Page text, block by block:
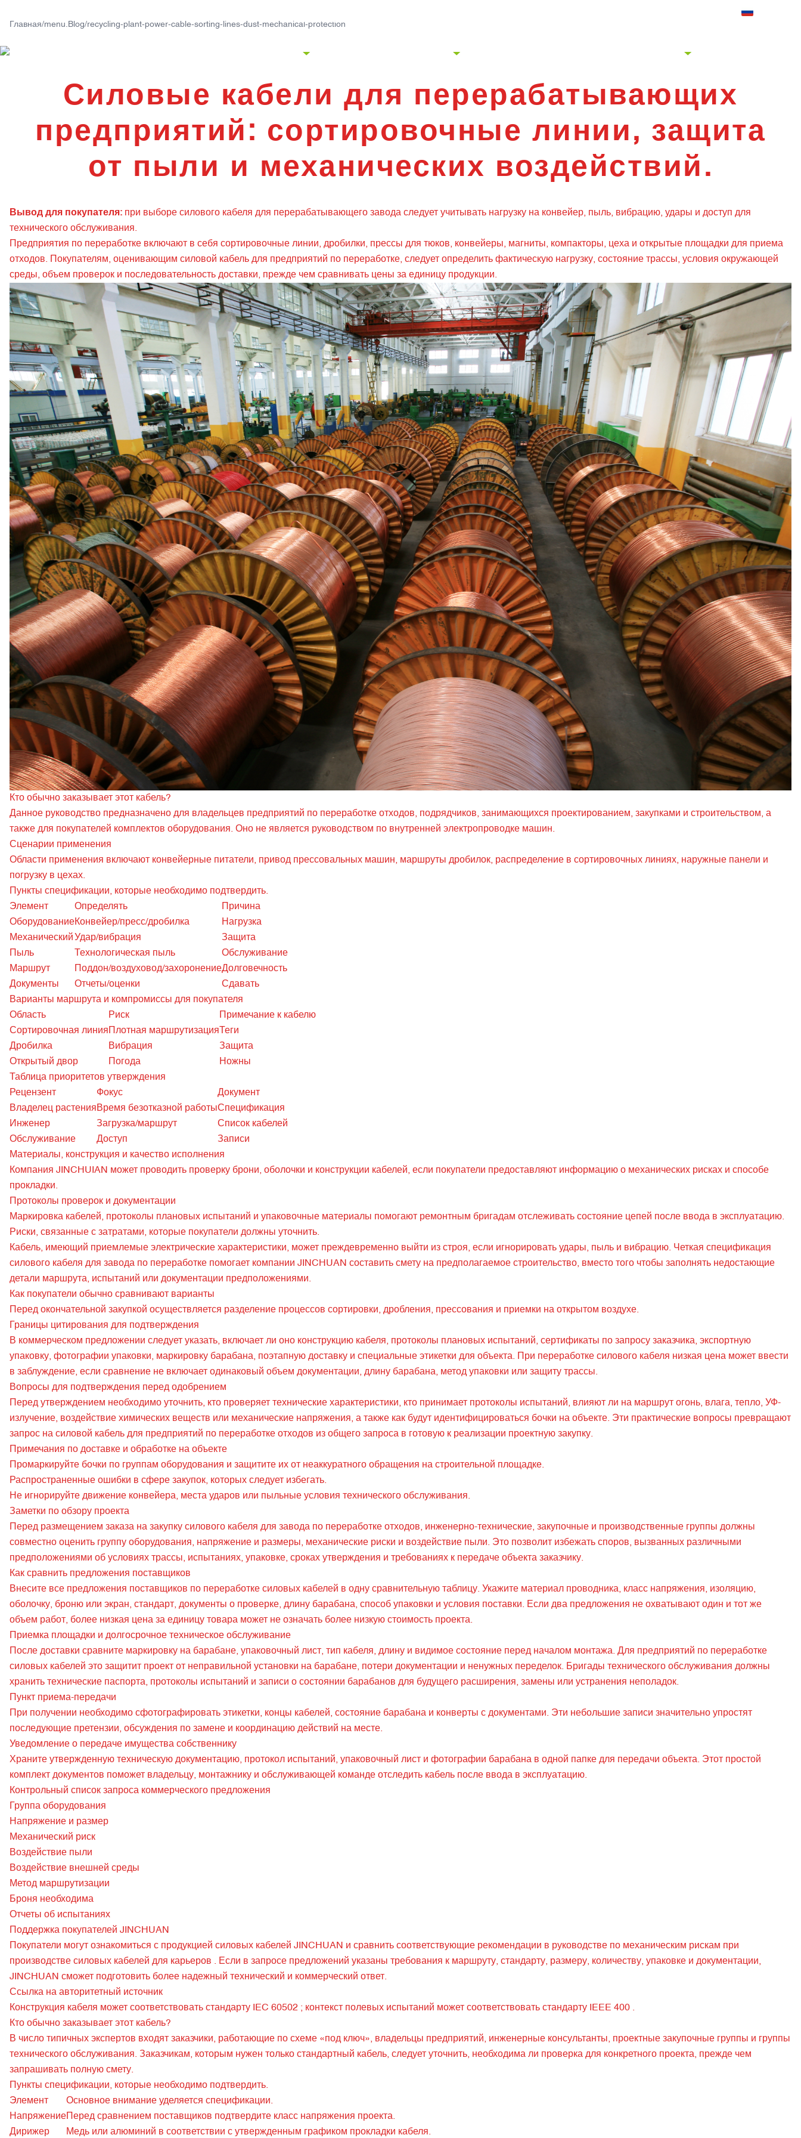
отслеживанием.
Добро
Главная/menu.Blog/recycling-plant-power-cable-sorting-lines-dust-mechanical-protection
Силовые кабели для перерабатывающих
предприятий: сортировочные линии, защита
от пыли и механических воздействий.
Вывод для покупателя: при выборе силового кабеля для перерабатывающего завода следует учитывать нагрузку на конвейер, пыль, вибрацию, удары и доступ для
технического обслуживания.
Предприятия по переработке включают в себя сортировочные линии, дробилки, прессы для тюков, конвейеры, магниты, компакторы, цеха и открытые площадки для приема
отходов. Покупателям, оценивающим силовой кабель для предприятий по переработке, следует определить фактическую нагрузку, состояние трассы, условия окружающей
среды, объем проверок и последовательность доставки, прежде чем сравнивать цены за единицу продукции.
Кто обычно заказывает этот кабель?
Данное руководство предназначено для владельцев предприятий по переработке отходов, подрядчиков, занимающихся проектированием, закупками и строительством, а
также для покупателей комплектов оборудования. Оно не является руководством по внутренней электропроводке машин.
Сценарии применения
Области применения включают конвейерные питатели, привод прессовальных машин, маршруты дробилок, распределение в сортировочных линиях, наружные панели и
погрузку в цехах.
Пункты спецификации, которые необходимо подтвердить.
Элемент
Определять
Причина
ОборудованиеКонвейер/пресс/дробилка
Нагрузка
Механический Удар/вибрация
Защита
Пыль
Технологическая пыль
Обслуживание
Маршрут
Поддон/воздуховод/захоронениеДолговечность
Документы
Отчеты/оценки
Сдавать
Варианты маршрута и компромиссы для покупателя
Область
Риск
Примечание к кабелю
Сортировочная линияПлотная маршрутизация Теги
Дробилка
Вибрация
Защита
Открытый двор
Погода
Ножны
Таблица приоритетов утверждения
Рецензент
Фокус
Документ
Владелец растенияВремя безотказной работыСпецификация
Инженер
Загрузка/маршрут
Список кабелей
Обслуживание
Доступ
Записи
Материалы, конструкция и качество исполнения
Компания JINCHUIAN может проводить проверку брони, оболочки и конструкции кабелей, если покупатели предоставляют информацию о механических рисках и способе
прокладки.
Протоколы проверок и документации
Маркировка кабелей, протоколы плановых испытаний и упаковочные материалы помогают ремонтным бригадам отслеживать состояние цепей после ввода в эксплуатацию.
Риски, связанные с затратами, которые покупатели должны уточнить.
Кабель, имеющий приемлемые электрические характеристики, может преждевременно выйти из строя, если игнорировать удары, пыль и вибрацию. Четкая спецификация
силового кабеля для завода по переработке помогает компании JINCHUAN составить смету на предполагаемое строительство, вместо того чтобы заполнять недостающие
детали маршрута, испытаний или документации предположениями.
Как покупатели обычно сравнивают варианты
Перед окончательной закупкой осуществляется разделение процессов сортировки, дробления, прессования и приемки на открытом воздухе.
Границы цитирования для подтверждения
В коммерческом предложении следует указать, включает ли оно конструкцию кабеля, протоколы плановых испытаний, сертификаты по запросу заказчика, экспортную
упаковку, фотографии упаковки, маркировку барабана, поэтапную доставку и специальные этикетки для объекта. При переработке силового кабеля низкая цена может ввести
в заблуждение, если сравнение не включает одинаковый объем документации, длину барабана, метод упаковки или защиту трассы.
Вопросы для подтверждения перед одобрением
Перед утверждением необходимо уточнить, кто проверяет технические характеристики, кто принимает протоколы испытаний, влияют ли на маршрут огонь, влага, тепло, УФ-
излучение, воздействие химических веществ или механические напряжения, а также как будут идентифицироваться бочки на объекте. Эти практические вопросы превращают
запрос на силовой кабель для предприятий по переработке отходов из общего запроса в готовую к реализации проектную закупку.
Примечания по доставке и обработке на объекте
Промаркируйте бочки по группам оборудования и защитите их от неаккуратного обращения на строительной площадке.
Распространенные ошибки в сфере закупок, которых следует избегать.
Не игнорируйте движение конвейера, места ударов или пыльные условия технического обслуживания.
Заметки по обзору проекта
Перед размещением заказа на закупку силового кабеля для завода по переработке отходов, инженерно-технические, закупочные и производственные группы должны
совместно оценить группу оборудования, напряжение и размеры, механические риски и воздействие пыли. Это позволит избежать споров, вызванных различными
предположениями об условиях трассы, испытаниях, упаковке, сроках утверждения и требованиях к передаче объекта заказчику.
Как сравнить предложения поставщиков
Внесите все предложения поставщиков по переработке силовых кабелей в одну сравнительную таблицу. Укажите материал проводника, класс напряжения, изоляцию,
оболочку, броню или экран, стандарт, документы о проверке, длину барабана, способ упаковки и условия поставки. Если два предложения не охватывают один и тот же
объем работ, более низкая цена за единицу товара может не означать более низкую стоимость проекта.
Приемка площадки и долгосрочное техническое обслуживание
После доставки сравните маркировку на барабане, упаковочный лист, тип кабеля, длину и видимое состояние перед началом монтажа. Для предприятий по переработке
силовых кабелей это защитит проект от неправильной установки на барабане, потери документации и ненужных переделок. Бригады технического обслуживания должны
хранить технические паспорта, протоколы испытаний и записи о состоянии барабанов для будущего расширения, замены или устранения неполадок.
Пункт приема-передачи
При получении необходимо сфотографировать этикетки, концы кабелей, состояние барабана и конверты с документами. Эти небольшие записи значительно упростят
последующие претензии, обсуждения по замене и координацию действий на месте.
Уведомление о передаче имущества собственнику
Храните утвержденную техническую документацию, протокол испытаний, упаковочный лист и фотографии барабана в одной папке для передачи объекта. Этот простой
комплект документов поможет владельцу, монтажнику и обслуживающей команде отследить кабель после ввода в эксплуатацию.
Контрольный список запроса коммерческого предложения
Группа оборудования
Напряжение и размер
Механический риск
Воздействие пыли
Воздействие внешней среды
Метод маршрутизации
Броня необходима
Отчеты об испытаниях
Поддержка покупателей JINCHUAN
Покупатели могут ознакомиться с продукцией силовых кабелей JINCHUAN и сравнить соответствующие рекомендации в руководстве по механическим рискам при
производстве силовых кабелей для карьеров . Если в запросе предложений указаны требования к маршруту, стандарту, размеру, количеству, упаковке и документации,
JINCHUAN сможет подготовить более надежный технический и коммерческий ответ.
Ссылка на авторитетный источник
Конструкция кабеля может соответствовать стандарту IEC 60502 ; контекст полевых испытаний может соответствовать стандарту IEEE 400 .
Кто обычно заказывает этот кабель?
В число типичных экспертов входят заказчики, работающие по схеме «под ключ», владельцы предприятий, инженерные консультанты, проектные закупочные группы и группы
технического обслуживания. Заказчикам, которым нужен только стандартный кабель, следует уточнить, необходима ли проверка для конкретного проекта, прежде чем
запрашивать полную смету.
Пункты спецификации, которые необходимо подтвердить.
Элемент
Основное внимание уделяется спецификации.
НапряжениеПеред сравнением поставщиков подтвердите класс напряжения проекта.
Дирижер
Медь или алюминий в соответствии с утвержденным графиком прокладки кабеля.